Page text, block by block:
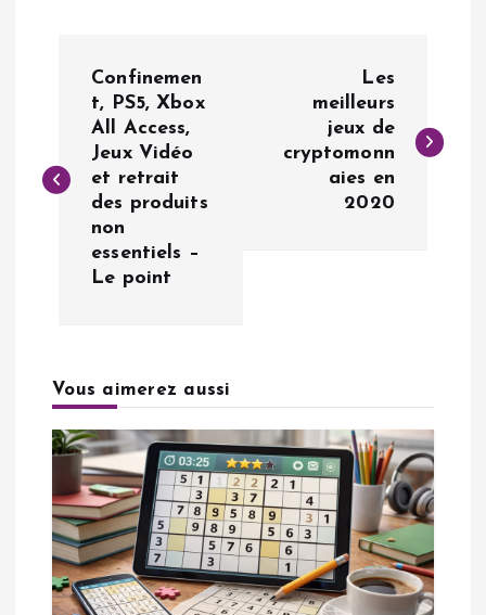
v
t
o
n
d
Confinemen
t, PS5, Xbox
All Access,
Jeux Vidéo
et retrait
des produits
non
essentiels –
Le point
Les
meilleurs
jeux de
cryptomonn
aies en
2020
Vous aimerez aussi